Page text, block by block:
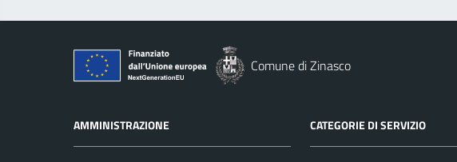
Comune di Zinasco
AMMINISTRAZIONE CATEGORIE DI SERVIZIO